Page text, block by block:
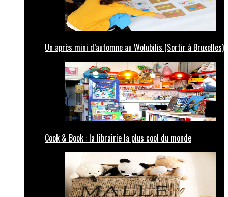
Un après mini d’automne au Wolubilis (Sortir à Bruxelles)
Cook & Book : la librairie la plus cool du monde